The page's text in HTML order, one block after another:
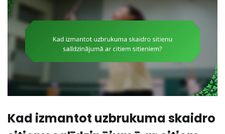
Kad izmantot uzbrukuma skaidro